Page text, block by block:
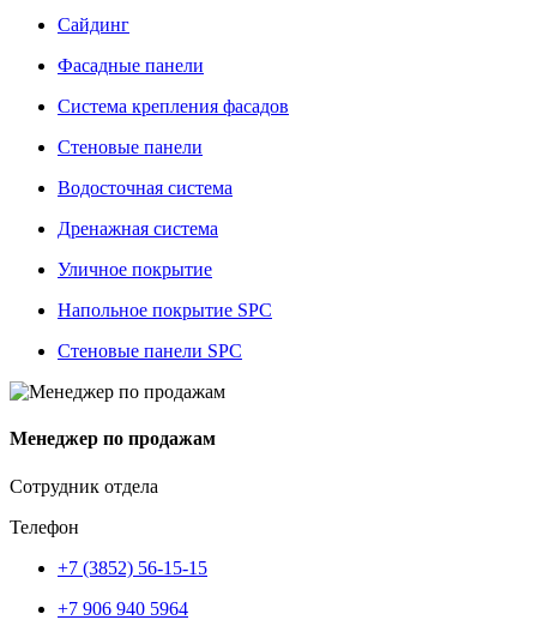
Сайдинг
Фасадные панели
Система крепления фасадов
Стеновые панели
Водосточная система
Дренажная система
Уличное покрытие
Напольное покрытие SPC
Стеновые панели SPC
Менеджер по продажам
Сотрудник отдела
Телефон
+7 (3852) 56-15-15
+7 906 940 5964